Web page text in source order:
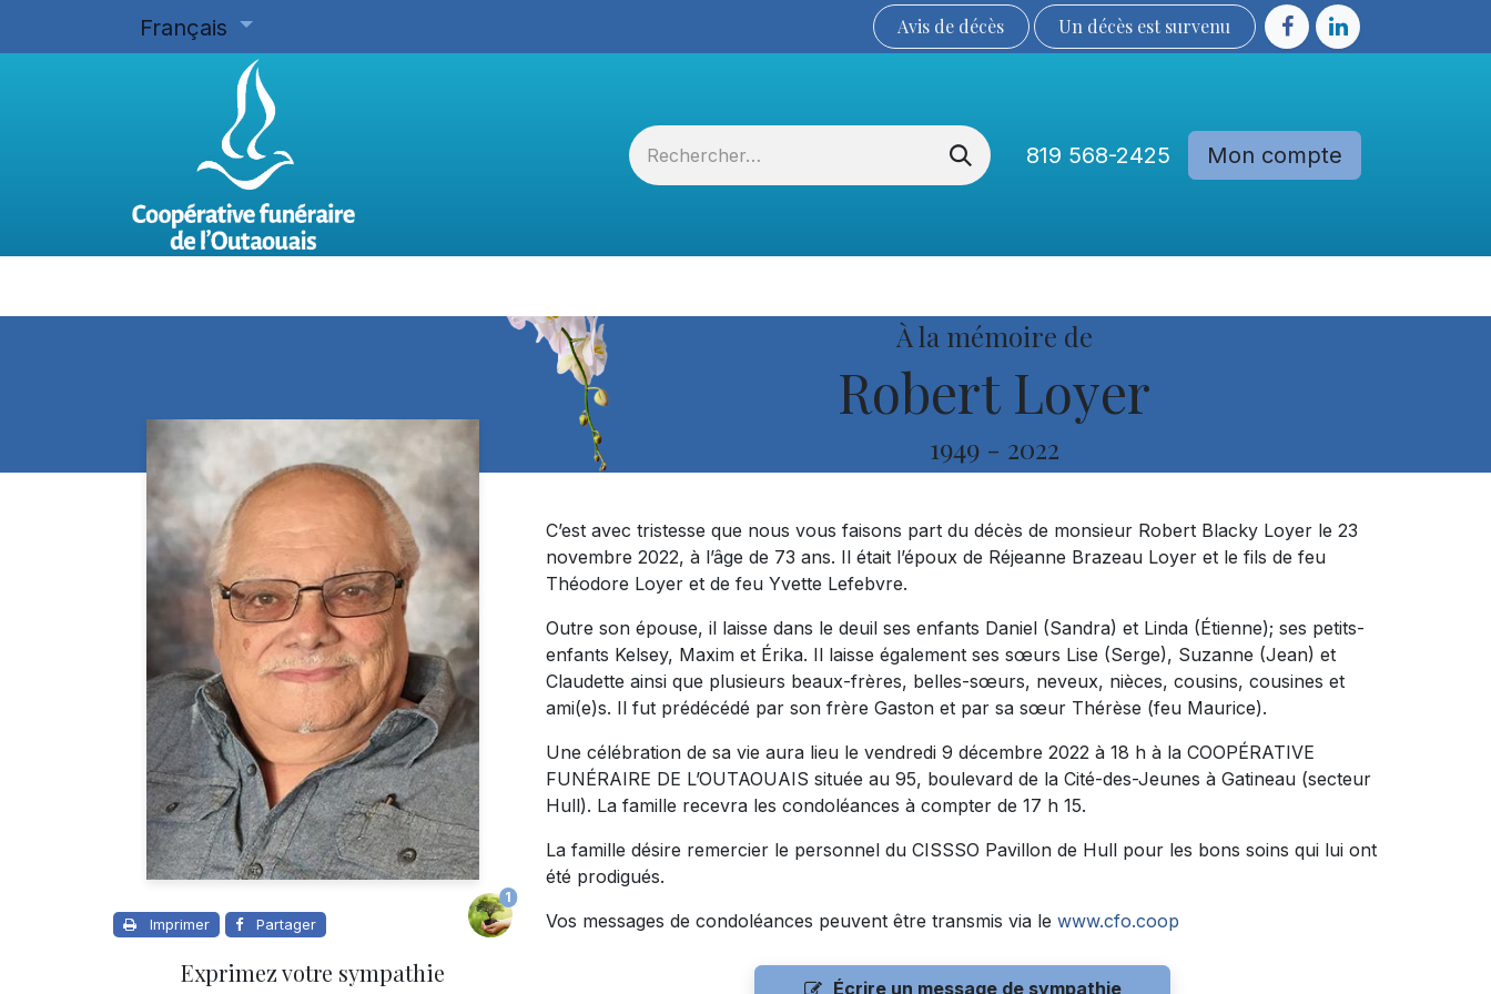
Français Avis de décès Un décès est sur​​​​​​​​ve​nu​​​​​​​​​​
819 568-2425 Mon compte
À la mémoire de
Robert Loyer
1949 - 2022
Imprimer Partager
1
Exprimez votre sympathie
C’est avec tristesse que nous vous faisons part du décès de monsieur Robert Blacky Loyer le 23
novembre 2022, à l’âge de 73 ans. Il était l’époux de Réjeanne Brazeau Loyer et le fils de feu
Théodore Loyer et de feu Yvette Lefebvre.
Outre son épouse, il laisse dans le deuil ses enfants Daniel (Sandra) et Linda (Étienne); ses petits-
enfants Kelsey, Maxim et Érika. Il laisse également ses sœurs Lise (Serge), Suzanne (Jean) et
Claudette ainsi que plusieurs beaux-frères, belles-sœurs, neveux, nièces, cousins, cousines et
ami(e)s. Il fut prédécédé par son frère Gaston et par sa sœur Thérèse (feu Maurice).
Une célébration de sa vie aura lieu le vendredi 9 décembre 2022 à 18 h à la COOPÉRATIVE
FUNÉRAIRE DE L’OUTAOUAIS située au 95, boulevard de la Cité-des-Jeunes à Gatineau (secteur
Hull). La famille recevra les condoléances à compter de 17 h 15.
La famille désire remercier le personnel du CISSSO Pavillon de Hull pour les bons soins qui lui ont
été prodigués.
Vos messages de condoléances peuvent être transmis via le www.cfo.coop
Écrire un message de sympathie